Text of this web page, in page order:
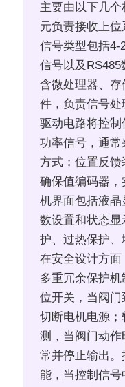
主要由以下几
元负责接收上
信号类型包括4-
信号以及
含微处理器、
件，负责信号处
驱动电路将控
功率信号，通
方式；位置反
确保值编码器，
机界面包括液
数设置和状态
护、过热保护、
在安全设计方面
多重冗余保护
位开关，当阀
切断电机电源
测，当阀门动
常并停止输出
能，当控制信